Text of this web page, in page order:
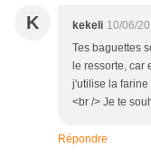
K kekeli 10/06/
Tes baguettes
le ressorte, car
j'utilise la
<br /> Je te
Répondre